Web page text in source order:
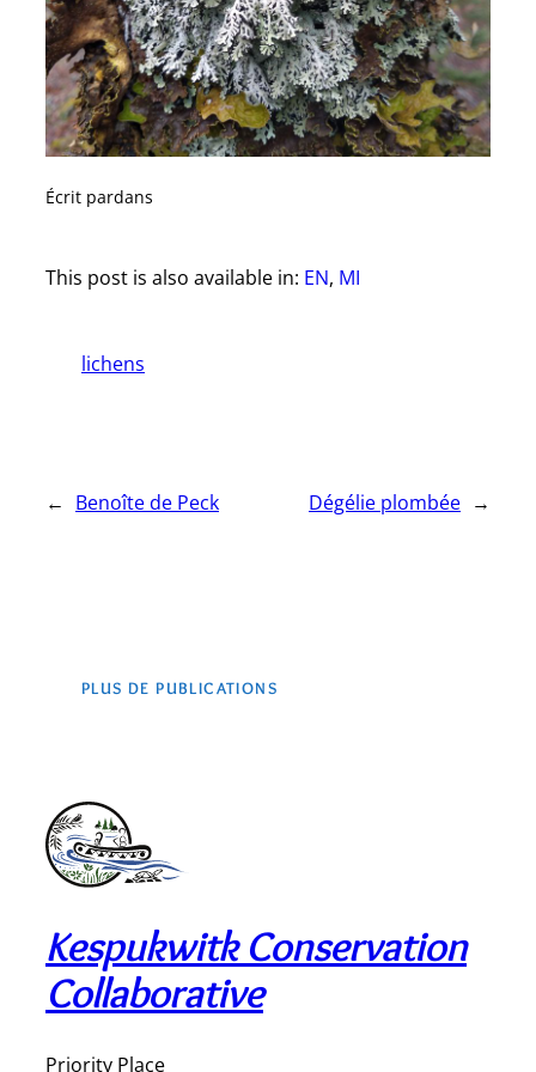
Écrit pardans
This post is also available in: EN MI
lichens
← Benoîte de Peck Dégélie plombée →
PLUS DE PUBLICATIONS
Kespukwitk Conservation
Collaborative
Priority Place